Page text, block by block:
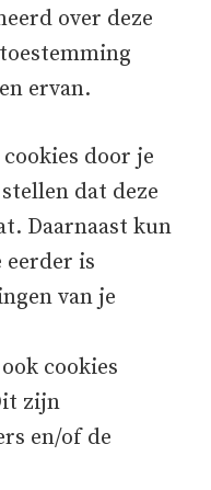
over deze
ervan.
door je
dat deze
Daarnaast kun
is
van je
cookies
zijn
en/of de